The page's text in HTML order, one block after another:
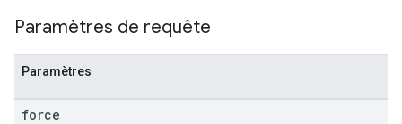
Paramètres de requête
Paramètres
force